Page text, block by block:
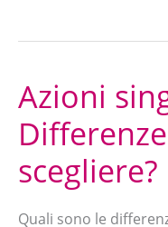
Azioni
scegliere?
Quali sono le
Azioni
singole
–